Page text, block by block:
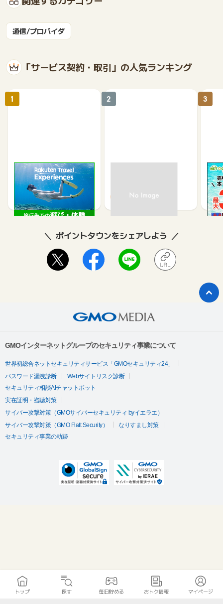
通信/プロバイダ
「サービス契約・取引」の人気ランキング
楽天トラベル観光体験
2.5%
1
1.3%
2
【
買取
3
ポイントタウンをシェアしよう
GMOインターネットグループのセキュリティ事業について
世界初総合ネットセキュリティサービス「GMOセキュリティ24」
パスワード漏洩診断
Webサイトリスク診断
セキュリティ相談AIチャットボット
実在証明・盗聴対策
サイバー攻撃対策（GMOサイバーセキュリティ byイエラエ）
サイバー攻撃対策（GMO Flatt Security）
なりすまし対策
セキュリティ事業の軌跡
トップ 探す 毎日貯める おトク情報 マイページ